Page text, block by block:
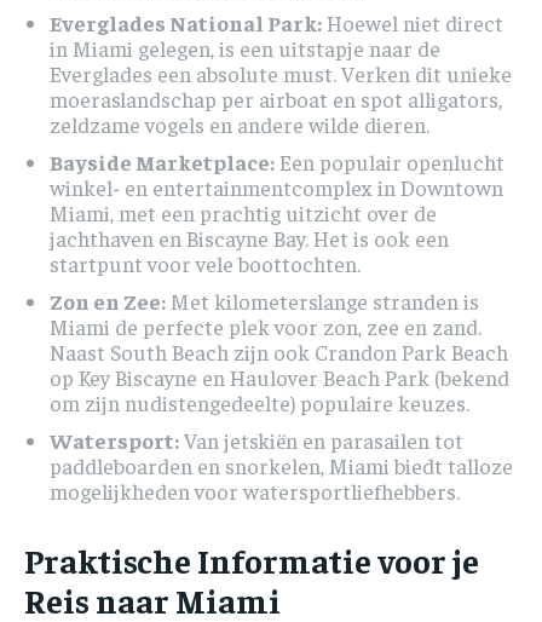
Everglades National Park:Hoewel niet direct
in Miami gelegen, is een uitstapje naar de
Everglades een absolute must. Verken dit unieke
moeraslandschap per airboat en spot alligators,
zeldzame vogels en andere wilde dieren.
Bayside Marketplace:Een populair openlucht
winkel- en entertainmentcomplex in Downtown
Miami, met een prachtig uitzicht over de
jachthaven en Biscayne Bay. Het is ook een
startpunt voor vele boottochten.
Zon en Zee: Met kilometerslange stranden is
Miami de perfecte plek voor zon, zee en zand.
Naast South Beach zijn ook Crandon Park Beach
op Key Biscayne en Haulover Beach Park (bekend
om zijn nudistengedeelte) populaire keuzes.
Watersport:Van jetskiën en parasailen tot
paddleboarden en snorkelen, Miami biedt talloze
mogelijkheden voor watersportliefhebbers.
Praktische Informatie voor je
Reis naar Miami